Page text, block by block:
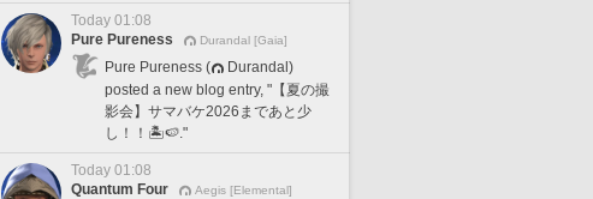
Today 01:08
Pure Pureness
Durandal [Gaia]
Pure Pureness (
Durandal)
posted a new blog entry, "【夏の撮
影会】サマバケ2026まであと少
し！！🏝️🍉."
Today 01:08
Quantum Four
Aegis [Elemental]